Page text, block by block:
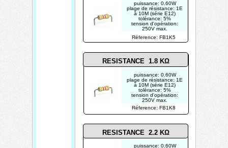
Réference: FB1K5
Réference: FB1K8
puissance: 0.60W
plage de résistance: 1E
à 10M (série E12)
tolérance: 5%
tension d'opération:
250V max.
puissance: 0.60W
plage de résistance: 1E
à 10M (série E12)
tolérance: 5%
tension d'opération:
250V max.
photo non contractuelle
puissance: 0.60W
RESISTANCE 1.8 KΩ
RESISTANCE 2.2 KΩ